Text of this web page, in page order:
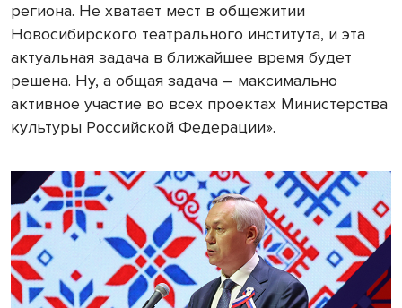
региона. Не хватает мест в общежитии
Новосибирского театрального института, и эта
актуальная задача в ближайшее время будет
решена. Ну, а общая задача – максимально
активное участие во всех проектах Министерства
культуры Российской Федерации».